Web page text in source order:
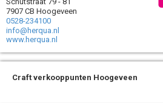
7907 CB Hoogeveen
0528-234100
info@herqua.nl
www.herqua.nl
Craft verkooppunten Hoogeveen